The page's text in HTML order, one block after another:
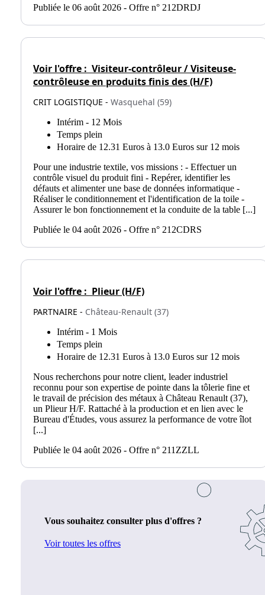
Publiée le 06 août 2026 - Offre n° 212DRDJ
Voir l'offre : Visiteur-contrôleur / Visiteuse-
contrôleuse en produits finis des (H/F)
CRIT LOGISTIQUE - Wasquehal (59)
Intérim - 12 Mois
Temps plein
Horaire de 12.31 Euros à 13.0 Euros sur 12 mois
Pour une industrie textile, vos missions : - Effectuer un
contrôle visuel du produit fini - Repérer, identifier les
défauts et alimenter une base de données informatique -
Réaliser le conditionnement et l'identification de la toile -
Assurer le bon fonctionnement et la conduite de la table [...]
Publiée le 04 août 2026 - Offre n° 212CDRS
Voir l'offre : Plieur (H/F)
PARTNAIRE - Château-Renault (37)
Intérim - 1 Mois
Temps plein
Horaire de 12.31 Euros à 13.0 Euros sur 12 mois
Nous recherchons pour notre client, leader industriel
reconnu pour son expertise de pointe dans la tôlerie fine et
le travail de précision des métaux à Château Renault (37),
un Plieur H/F. Rattaché à la production et en lien avec le
Bureau d'Études, vous assurez la performance de votre îlot
[...]
Publiée le 04 août 2026 - Offre n° 211ZZLL
Vous souhaitez consulter plus d'offres ?
Voir toutes les offres